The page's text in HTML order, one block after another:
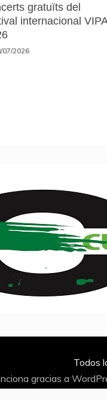
gratuïts del
internacional
07/2026
Todos
gracias a